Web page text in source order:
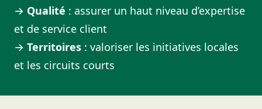
→ Qualité : assurer un haut niveau d’expertise
et de service client
→ Territoires : valoriser les initiatives locales
et les circuits courts